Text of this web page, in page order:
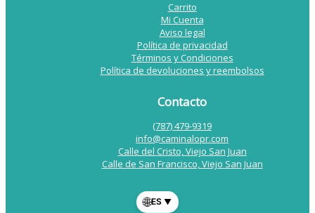
Carrito
Mi Cuenta
Aviso legal
Política de privacidad
Términos y Condiciones
Política de devoluciones y reembolsos
Contacto
(787) 479-9319
info@caminalopr.com
Calle del Cristo, Viejo San Juan
Calle de San Francisco, Viejo San Juan
🌐ES ▼